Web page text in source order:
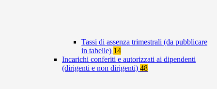
Tassi di assenza trimestrali (da pubblicare
in tabelle) 14
Incarichi conferiti e autorizzati ai dipendenti
(dirigenti e non dirigenti) 48